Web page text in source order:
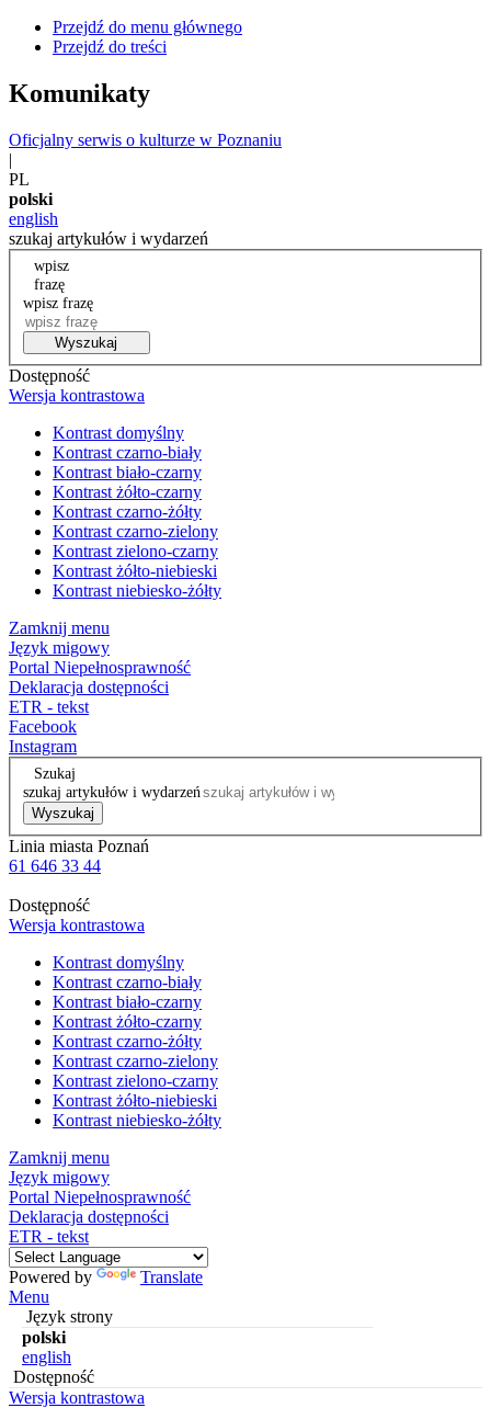
Przejdź do menu głównego
Przejdź do treści
Komunikaty
Oficjalny serwis o kulturze w Poznaniu
|
PL
polski
english
szukaj artykułów i wydarzeń
wpisz
frazę
wpisz frazę
Wyszukaj
Dostępność
Wersja kontrastowa
Kontrast domyślny
Kontrast czarno-biały
Kontrast biało-czarny
Kontrast żółto-czarny
Kontrast czarno-żółty
Kontrast czarno-zielony
Kontrast zielono-czarny
Kontrast żółto-niebieski
Kontrast niebiesko-żółty
Zamknij menu
Język migowy
Portal Niepełnosprawność
Deklaracja dostępności
ETR - tekst
Facebook
Instagram
Szukaj
szukaj artykułów i wydarzeń
Wyszukaj
Linia miasta Poznań
61 646 33 44
Dostępność
Wersja kontrastowa
Kontrast domyślny
Kontrast czarno-biały
Kontrast biało-czarny
Kontrast żółto-czarny
Kontrast czarno-żółty
Kontrast czarno-zielony
Kontrast zielono-czarny
Kontrast żółto-niebieski
Kontrast niebiesko-żółty
Zamknij menu
Język migowy
Portal Niepełnosprawność
Deklaracja dostępności
ETR - tekst
Powered by
Translate
Menu
Język strony
polski
english
Dostępność
Wersja kontrastowa